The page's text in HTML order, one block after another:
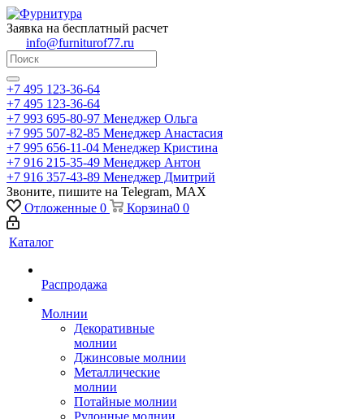
Заявка на бесплатный расчет
info@furniturof77.ru
+7 495 123-36-64
+7 495 123-36-64
+7 993 695-80-97 Менеджер Ольга
+7 995 507-82-85 Менеджер Анастасия
+7 995 656-11-04 Менеджер Кристина
+7 916 215-35-49 Менеджер Антон
+7 916 357-43-89 Менеджер Дмитрий
Звоните, пишите на Telegram, MAX
Отложенные 0 Корзина0 0
Каталог
Распродажа
Молнии
Декоративные
молнии
Джинсовые молнии
Металлические
молнии
Потайные молнии
Рулонные молнии